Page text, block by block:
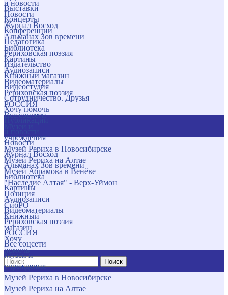
и новости
Новости
Журнал Восход
Альманах Зов времени
Библиотека
Картины
Аудиозаписи
Видеоматериалы
Рериховская поэзия
РОССИЯ
Все соцсети
учреждения
Музей Рериха в Новосибирске
Музей Рериха на Алтае
Музей Абрамова в Венёве
"Наследие Алтая" - Верх-Уймон
Позиция
СибРО
Книжный
магазин
Хочу
помочь
Поиск
Выставки
Концерты
Конференции
Педагогика
Рериховская поэзия
Издательство
Книжный магазин
Видеостудия
Сотрудничество. Друзья
Хочу помочь
Новости
Журнал Восход
Альманах Зов времени
Библиотека
Картины
Аудиозаписи
Видеоматериалы
Рериховская поэзия
РОССИЯ
Все соцсети
Музеи и
учреждения
Музей Рериха в Новосибирске
Музей Рериха на Алтае